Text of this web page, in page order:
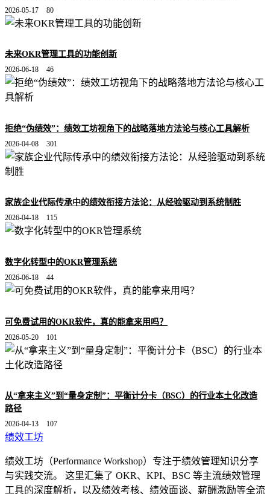
2026-05-17 80
未来OKR管理工具的功能创新
2026-06-18 46
拒绝“伪绩效”：绩效工坊视角下的战略落地方法论与核心工具解析
2026-04-08 301
家族企业代际传承中的绩效衔接方法论：从经验驱动到系统制胜
2026-04-18 115
数字化转型中的OKR管理系统
2026-06-18 44
可免费试用的OKR软件，真的能拿来用吗？
2026-05-20 101
从“拿来主义”到“量身定制”：平衡计分卡（BSC）的行业本土化改造
路径
2026-04-13 107
绩效工坊
绩效工坊（Performance Workshop）专注于绩效管理知识分享
与实践交流。 这里汇集了 OKR、KPI、BSC 等主流绩效管理
工具的深度解析，以及绩效考核、绩效面谈、薪酬激励等全流